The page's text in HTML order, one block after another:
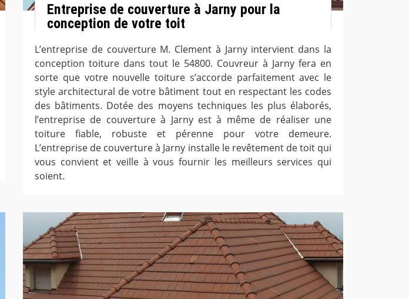
Entreprise de couverture à Jarny pour la
conception de votre toit
L’entreprise de couverture M. Clement à Jarny intervient dans la
conception toiture dans tout le 54800. Couvreur à Jarny fera en
sorte que votre nouvelle toiture s’accorde parfaitement avec le
style architectural de votre bâtiment tout en respectant les codes
des bâtiments. Dotée des moyens techniques les plus élaborés,
l’entreprise de couverture à Jarny est à même de réaliser une
toiture fiable, robuste et pérenne pour votre demeure.
L’entreprise de couverture à Jarny installe le revêtement de toit qui
vous convient et veille à vous fournir les meilleurs services qui
soient.